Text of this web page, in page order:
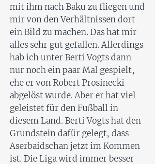
mit ihm nach Baku zu fliegen und
mir von den Verhältnissen dort
ein Bild zu machen. Das hat mir
alles sehr gut gefallen. Allerdings
hab ich unter Berti Vogts dann
nur noch ein paar Mal gespielt,
ehe er von Robert Prosinecki
abgelöst wurde. Aber er hat viel
geleistet für den Fußball in
diesem Land. Berti Vogts hat den
Grundstein dafür gelegt, dass
Aserbaidschan jetzt im Kommen
ist. Die Liga wird immer besser